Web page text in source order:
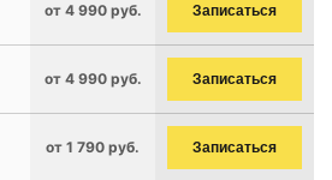
от 4 990 руб. Записаться
от 4 990 руб. Записаться
от 1 790 руб. Записаться